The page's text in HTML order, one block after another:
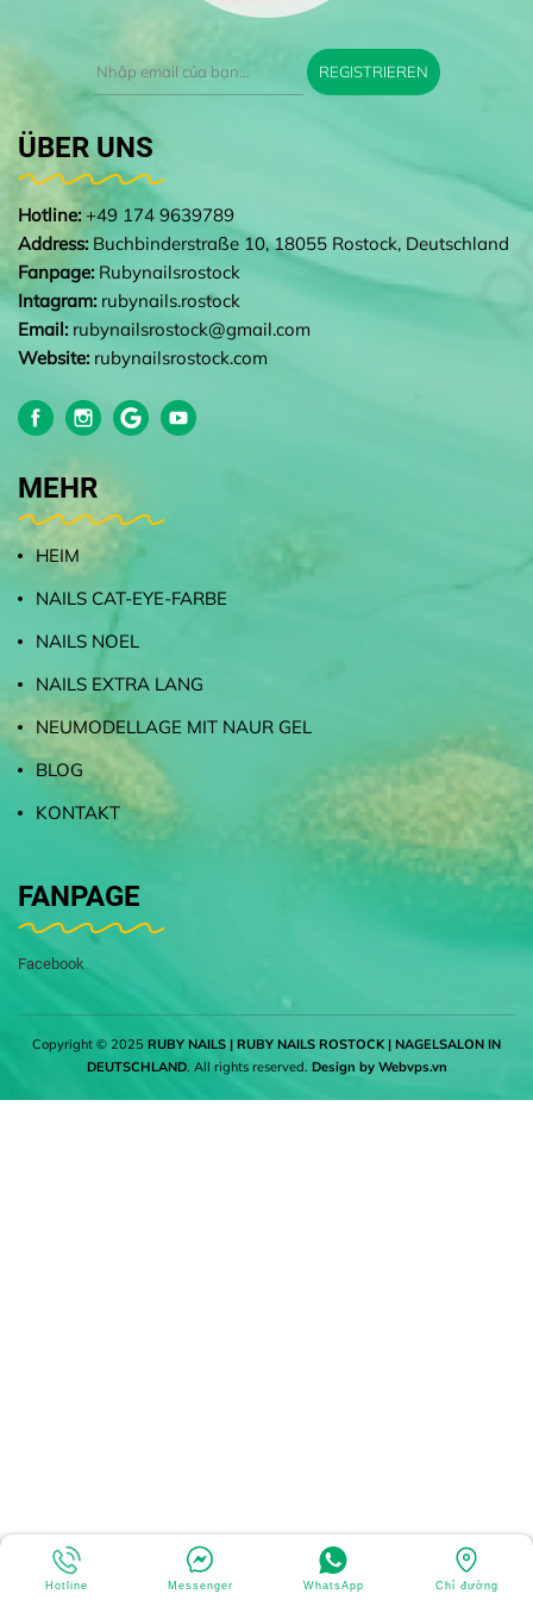
REGISTRIEREN
ÜBER UNS
Hotline: +49 174 9639789
Address: Buchbinderstraße 10, 18055 Rostock, Deutschland
Fanpage: Rubynailsrostock
Intagram: rubynails.rostock
Email: rubynailsrostock@gmail.com
Website: rubynailsrostock.com
MEHR
HEIM
NAILS CAT-EYE-FARBE
NAILS NOEL
NAILS EXTRA LANG
NEUMODELLAGE MIT NAUR GEL
BLOG
KONTAKT
FANPAGE
Facebook
Copyright © 2025 RUBY NAILS | RUBY NAILS ROSTOCK | NAGELSALON IN
DEUTSCHLAND. All rights reserved. Design by Webvps.vn
Hotline Messenger WhatsApp Chỉ đường